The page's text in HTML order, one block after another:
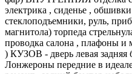
электрика , сиденье ,
стеклоподъемники, руль,
магнитола) торпеда
проводка салона , плафоны и
) КУЗОВ - дверь левая задняя
Лонжероны передние в